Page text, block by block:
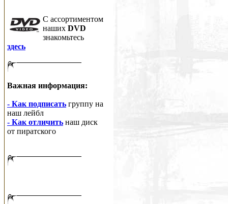
C ассортиментом
наших DVD
знакомьтесь
здесь
Важная информация:
- Как подписать группу на
наш лейбл
- Как отличить наш диск
от пиратского